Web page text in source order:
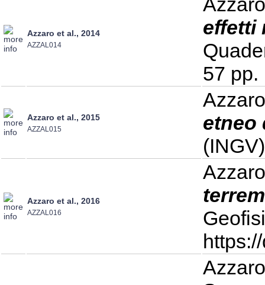
Azzaro et al., 2014
AZZAL014
effetti
57 pp.
Azzaro et al., 2015
AZZAL015
etneo
Azzaro et al., 2016
AZZAL016